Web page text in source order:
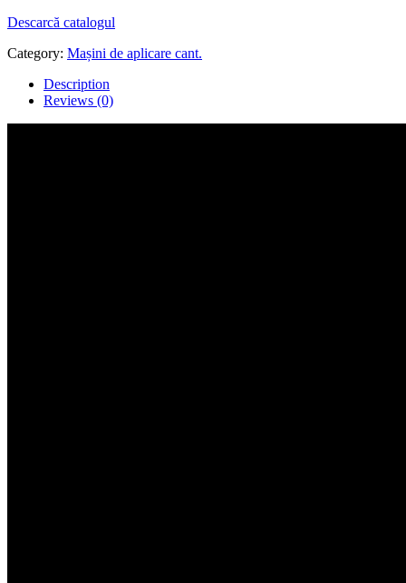
Descarcă catalogul
Category: Mașini de aplicare cant.
Description
Reviews (0)